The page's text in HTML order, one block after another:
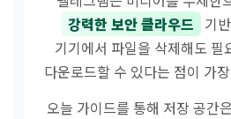
강력한 보안 클라우드 기
기기에서 파일을 삭제해도 필
다운로드할 수 있다는 점이 가
오늘 가이드를 통해 저장 공간